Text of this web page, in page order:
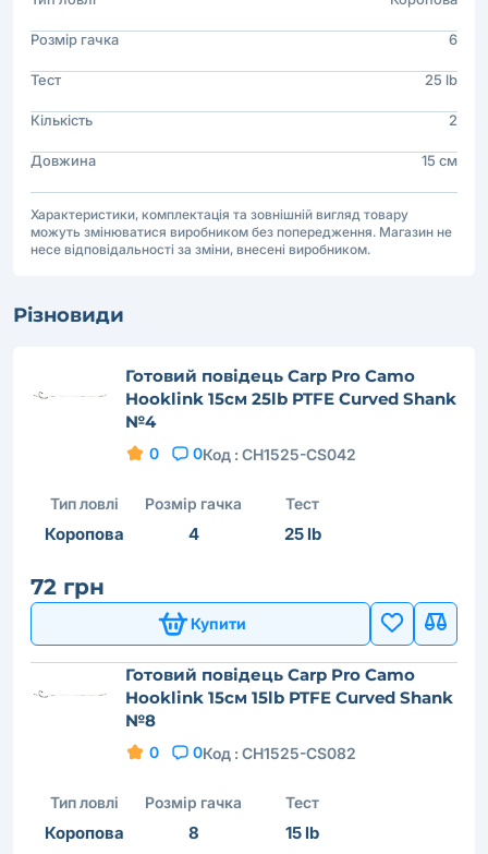
Розмір гачка 6
Тест 25 lb
Кількість 2
Довжина 15 см
Характеристики, комплектація та зовнішній вигляд товару
можуть змінюватися виробником без попередження. Магазин не
несе відповідальності за зміни, внесені виробником.
Різновиди
Готовий повідець Carp Pro Camo
Hooklink 15см 25lb PTFE Curved Shank
№4
0 0Код : CH1525-CS042
Тип ловлі
Коропова
Розмір гачка
4
Тест
25 lb
72 грн
Купити
Готовий повідець Carp Pro Camo
Hooklink 15см 15lb PTFE Curved Shank
№8
0 0Код : CH1525-CS082
Тип ловлі
Коропова
Розмір гачка
8
Тест
15 lb